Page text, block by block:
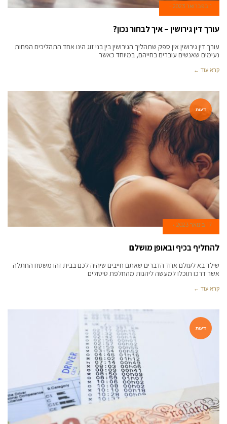
1 בפברואר 2023
עורך דין גירושין – איך לבחור נכון?
עורך דין גירושין אין ספק שתהליך הגירושין בין בני זוג הינו אחד התהליכים הפחות
נעימים שאנשים עוברים בחייהם, במיוחד כאשר
קרא עוד ←
דעות
17 בינואר 2023
להחליף בכיף ובאופן מושלם
שילד בא לעולם אחד הדברים שאתם חייבים שיהיה לכם בבית זהו משטח החתלה
אשר דרכו תוכלו למעשה ליהנות מהחלפת טיטולים
קרא עוד ←
דעות